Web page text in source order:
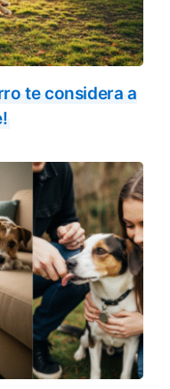
te considera a